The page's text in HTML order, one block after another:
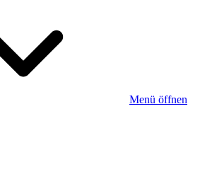
Menü öffnen